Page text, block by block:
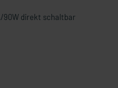
90W direkt schaltbar